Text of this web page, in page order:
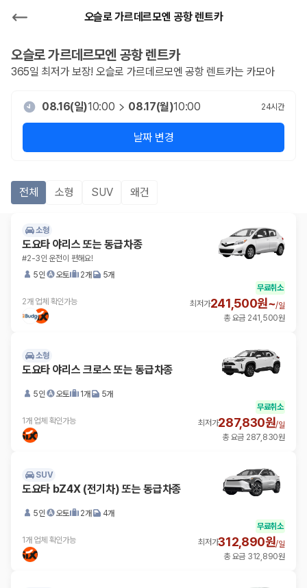
오슬로 가르데르모엔 공항 렌트카
오슬로 가르데르모엔 공항렌트카
365일 최저가 보장! 오슬로 가르데르모엔 공항 렌트카는 카모아
08.16(일)10:00 08.17(월)10:00 24시간
날짜 변경
전체 소형 SUV 왜건
소형
도요타 야리스 또는 동급차종
#2-3인 운전이 편해요!
5인
오토 2개 5개
2개 업체 확인가능
무료취소
최저가241,500원~/일
총 요금 241,500원
소형
도요타 야리스 크로스 또는 동급차종
5인 오토 1개 5개
1개 업체 확인가능
무료취소
최저가287,830원/일
총 요금 287,830원
SUV
도요타 bZ4X (전기차) 또는 동급차종
5인 오토 2개 4개
1개 업체 확인가능
무료취소
최저가312,890원/일
총 요금 312,890원